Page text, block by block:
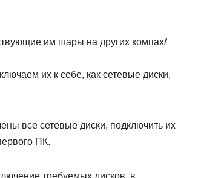
им шары на других компах/
их к себе, как сетевые диски,
все сетевые диски, подключить их
ПК.
требуемых дисков, в